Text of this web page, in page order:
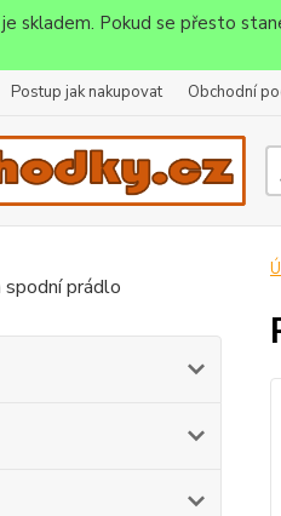
skladem. Pokud se přesto
Postup jak nakupovat Obchodní
spodní prádlo